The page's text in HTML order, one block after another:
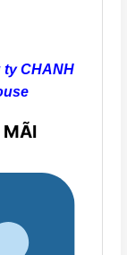
ty CHANH
MÃI